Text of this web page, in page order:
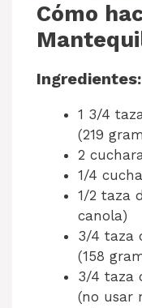
Cómo
Ingredientes:
1 3/4
(219
2
1/4
1/2 taza
canola)
3/4 taza
(158
3/4 taza
(no usar